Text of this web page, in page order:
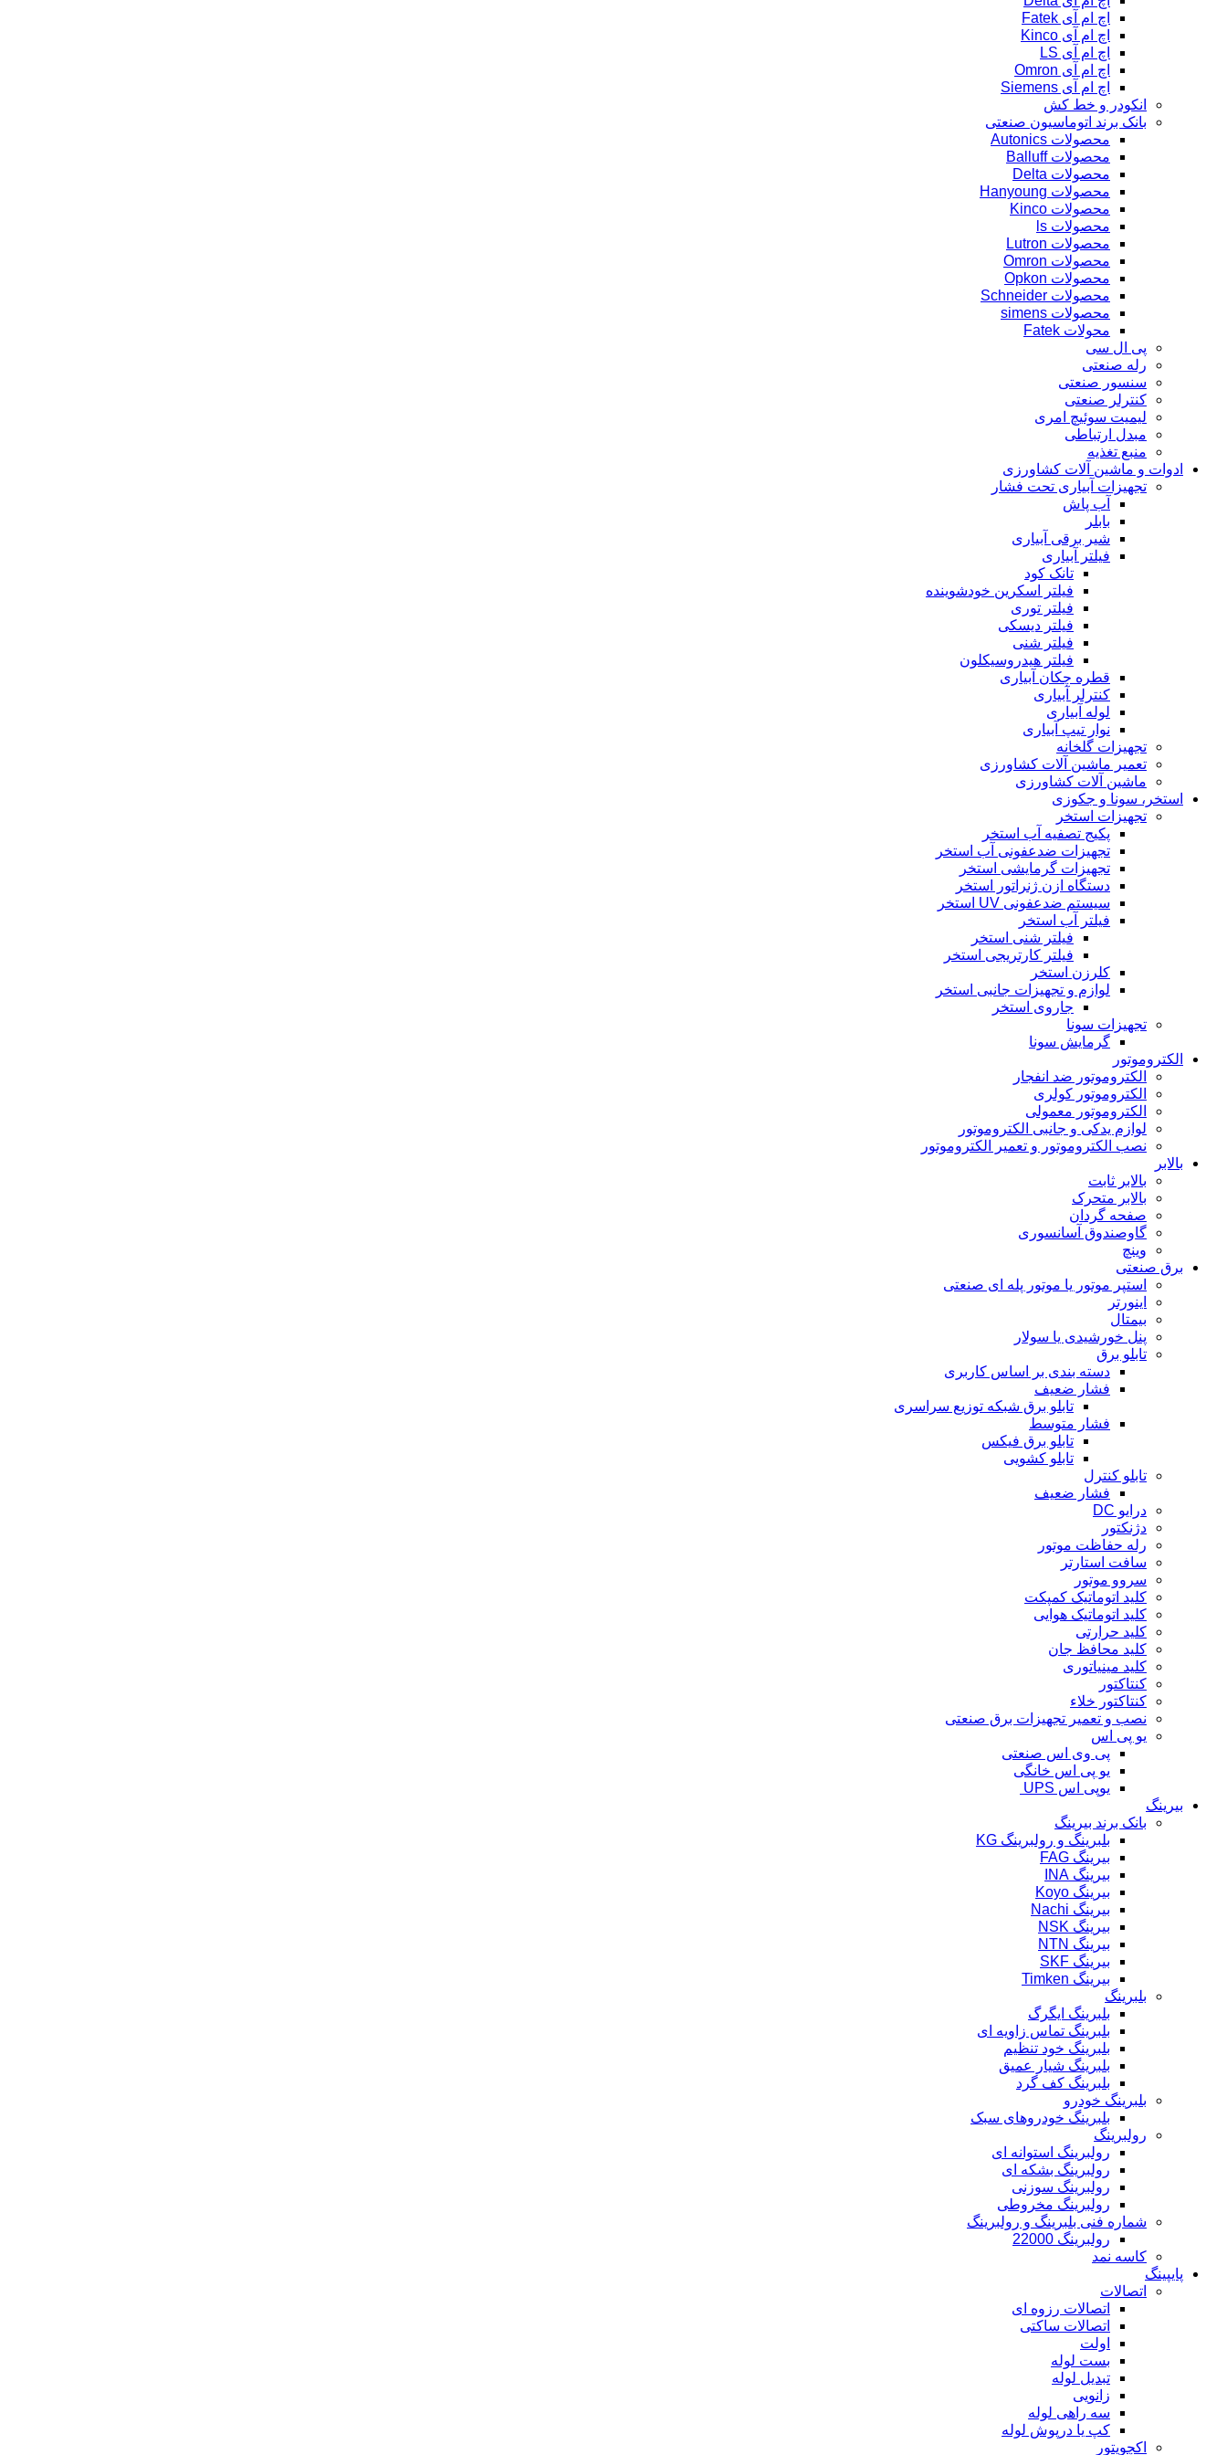
اچ ام آی Fatek
اچ ام آی Kinco
اچ ام آی LS
اچ ام آی Omron
اچ ام آی Siemens
انکودر و خط کش
بانک برند اتوماسیون صنعتی
محصولات Autonics
محصولات Balluff
محصولات Delta
محصولات Hanyoung
محصولات Kinco
محصولات ls
محصولات Lutron
محصولات Omron
محصولات Opkon
محصولات Schneider
محصولات simens
محولات Fatek
پی ال سی
رله صنعتی
سنسور صنعتی
کنترلر صنعتی
لیمیت سوئیچ امری
مبدل ارتباطی
منبع تغذیه
ادوات و ماشین آلات کشاورزی
تجهیزات آبیاری تحت فشار
آب پاش
بابلر
شیر برقی آبیاری
فیلتر آبیاری
تانک کود
فیلتر اسکرین خودشوینده
فیلتر توری
فیلتر دیسکی
فیلتر شنی
فیلتر هیدروسیکلون
قطره چکان آبیاری
کنترلر آبیاری
لوله آبیاری
نوار تیپ آبیاری
تجهیزات گلخانه
تعمیر ماشین آلات کشاورزی
ماشین آلات کشاورزی
استخر، سونا و جکوزی
تجهیزات استخر
پکیج تصفیه آب استخر
تجهیزات ضدعفونی آب استخر
تجهیزات گرمایشی استخر
دستگاه ازن ژنراتور استخر
سیستم ضدعفونی UV استخر
فیلتر آب استخر
فیلتر شنی استخر
فیلتر کارتریجی استخر
کلرزن استخر
لوازم و تجهیزات جانبی استخر
جاروی استخر
تجهیزات سونا
گرمایش سونا
الکتروموتور
الکتروموتور ضد انفجار
الکتروموتور کولری
الکتروموتور معمولی
لوازم یدکی و جانبی الکتروموتور
نصب الکتروموتور و تعمیر الکتروموتور
بالابر
بالابر ثابت
بالابر متحرک
صفحه گردان
گاوصندوق آسانسوری
وینچ
برق صنعتی
استپر موتور یا موتور پله ای صنعتی
اینورتر
بیمتال
پنل خورشیدی یا سولار
تابلو برق
دسته بندی بر اساس کاربری
فشار ضعیف
تابلو برق شبکه توزیع سراسری
فشار متوسط
تابلو برق فیکس
تابلو کشویی
تابلو کنترل
فشار ضعیف
درایو DC
دژنکتور
رله حفاظت موتور
سافت استارتر
سروو موتور
کلید اتوماتیک کمپکت
کلید اتوماتیک هوایی
کلید حرارتی
کلید محافظ جان
کلید مینیاتوری
کنتاکتور
کنتاکتور خلاء
نصب و تعمیر تجهیزات برق صنعتی
یو پی اس
پی وی اس صنعتی
یو پی اس خانگی
یوپی اس UPS
بیرینگ
بانک برند بیرینگ
بلبرینگ و رولبرینگ KG
بیرینگ FAG
بیرینگ INA
بیرینگ Koyo
بیرینگ Nachi
بیرینگ NSK
بیرینگ NTN
بیرینگ SKF
بیرینگ Timken
بلبرینگ
بلبرینگ ایگرگ
بلبرینگ تماس زاویه ای
بلبرینگ خود تنظیم
بلبرینگ شیار عمیق
بلبرینگ کف گرد
بلبرینگ خودرو
بلبرینگ خودروهای سبک
رولبرینگ
رولبرینگ استوانه ای
رولبرینگ بشکه ای
رولبرینگ سوزنی
رولبرینگ مخروطی
شماره فنی بلبرینگ و رولبرینگ
رولبرینگ 22000
کاسه نمد
پایپینگ
اتصالات
اتصالات رزوه ای
اتصالات ساکتی
اولت
بست لوله
تبدیل لوله
زانویی
سه راهی لوله
کپ یا درپوش لوله
اکچویتور